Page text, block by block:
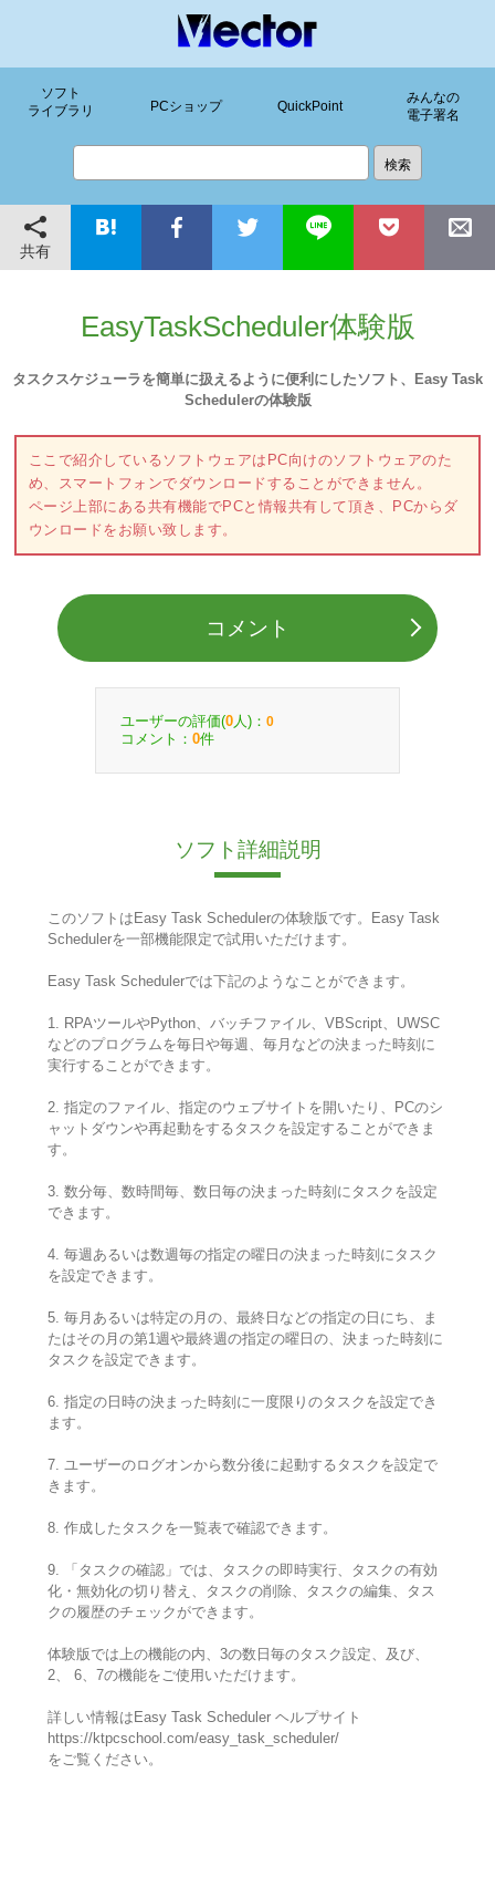
ソフト
ライブラリ
PCショップ QuickPoint
みんなの
電子署名
共有
EasyTaskScheduler体験版
タスクスケジューラを簡単に扱えるように便利にしたソフト、Easy Task
Schedulerの体験版
ここで紹介しているソフトウェアはPC向けのソフトウェアのた
め、スマートフォンでダウンロードすることができません。
ページ上部にある共有機能でPCと情報共有して頂き、PCからダ
ウンロードをお願い致します。
コメント
ユーザーの評価(0 人)： 0
コメント： 0件
ソフト詳細説明
このソフトはEasy Task Schedulerの体験版です。Easy Task
Schedulerを一部機能限定で試用いただけます。
Easy Task Schedulerでは下記のようなことができます。
1. RPAツールやPython、バッチファイル、VBScript、UWSC
などのプログラムを毎日や毎週、毎月などの決まった時刻に
実行することができます。
2. 指定のファイル、指定のウェブサイトを開いたり、PCのシ
ャットダウンや再起動をするタスクを設定することができま
す。
3. 数分毎、数時間毎、数日毎の決まった時刻にタスクを設定
できます。
4. 毎週あるいは数週毎の指定の曜日の決まった時刻にタスク
を設定できます。
5. 毎月あるいは特定の月の、最終日などの指定の日にち、ま
たはその月の第1週や最終週の指定の曜日の、決まった時刻に
タスクを設定できます。
6. 指定の日時の決まった時刻に一度限りのタスクを設定でき
ます。
7. ユーザーのログオンから数分後に起動するタスクを設定で
きます。
8. 作成したタスクを一覧表で確認できます。
9. 「タスクの確認」では、タスクの即時実行、タスクの有効
化・無効化の切り替え、タスクの削除、タスクの編集、タス
クの履歴のチェックができます。
体験版では上の機能の内、3の数日毎のタスク設定、及び、
2、 6、7の機能をご使用いただけます。
詳しい情報はEasy Task Scheduler ヘルプサイト
https://ktpcschool.com/easy_task_scheduler/
をご覧ください。